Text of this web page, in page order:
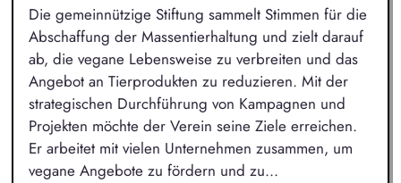
Die gemeinnützige Stiftung sammelt Stimmen für die
Abschaffung der Massentierhaltung und zielt darauf
ab, die vegane Lebensweise zu verbreiten und das
Angebot an Tierprodukten zu reduzieren. Mit der
strategischen Durchführung von Kampagnen und
Projekten möchte der Verein seine Ziele erreichen.
Er arbeitet mit vielen Unternehmen zusammen, um
vegane Angebote zu fördern und zu...